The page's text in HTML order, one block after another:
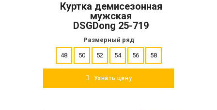
ПОДРОБНЕЕ
Куртка демисезонная
мужская
DSGDong 25-719
Размерный ряд
48 50 52 54 56 58
Узнать цену